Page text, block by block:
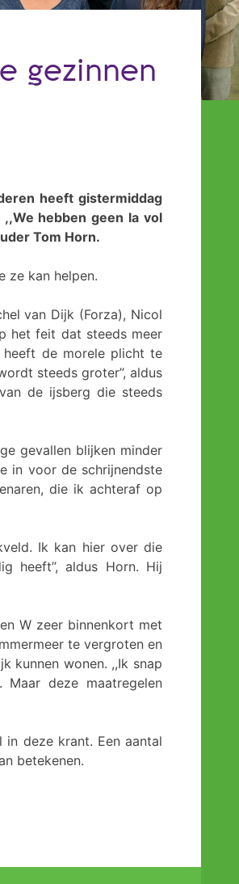
gezinnen
heeft gistermiddag
hebben geen la vol
Tom Horn.
ze kan helpen.
van Dijk (Forza), Nicol
het feit dat steeds meer
heeft de morele plicht te
steeds groter’’, aldus
de ijsberg die steeds
gevallen blijken minder
in voor de schrijnendste
die ik achteraf op
Ik kan hier over die
heeft’’, aldus Horn. Hij
W zeer binnenkort met
te vergroten en
kunnen wonen. ,,Ik snap
deze maatregelen
in deze krant. Een aantal
betekenen.